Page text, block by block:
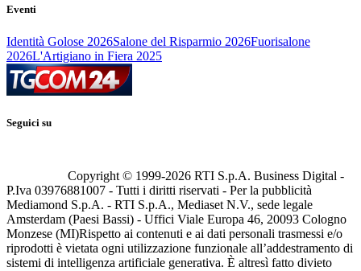
Eventi
Identità Golose 2026Salone del Risparmio 2026Fuorisalone
2026L'Artigiano in Fiera 2025
Seguici su
Copyright © 1999-2026 RTI S.p.A. Business Digital -
P.Iva 03976881007 - Tutti i diritti riservati - Per la pubblicità
Mediamond S.p.A. - RTI S.p.A., Mediaset N.V., sede legale
Amsterdam (Paesi Bassi) - Uffici Viale Europa 46, 20093 Cologno
Monzese (MI)Rispetto ai contenuti e ai dati personali trasmessi e/o
riprodotti è vietata ogni utilizzazione funzionale all’addestramento di
sistemi di intelligenza artificiale generativa. È altresì fatto divieto